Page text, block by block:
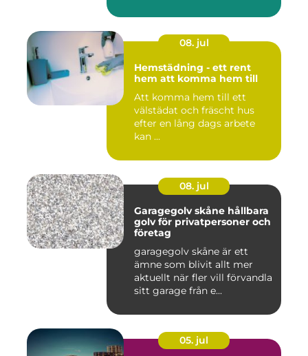
08. jul
Hemstädning - ett rent
hem att komma hem till
Att komma hem till ett
välstädat och fräscht hus
efter en lång dags arbete
kan ...
08. jul
Garagegolv skåne hållbara
golv för privatpersoner och
företag
garagegolv skåne är ett
ämne som blivit allt mer
aktuellt när fler vill förvandla
sitt garage från e...
05. jul